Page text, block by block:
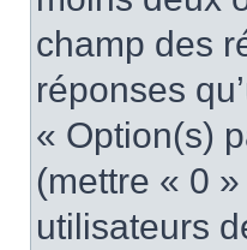
champ des
réponses
« Option(s)
(mettre « 0
utilisateurs